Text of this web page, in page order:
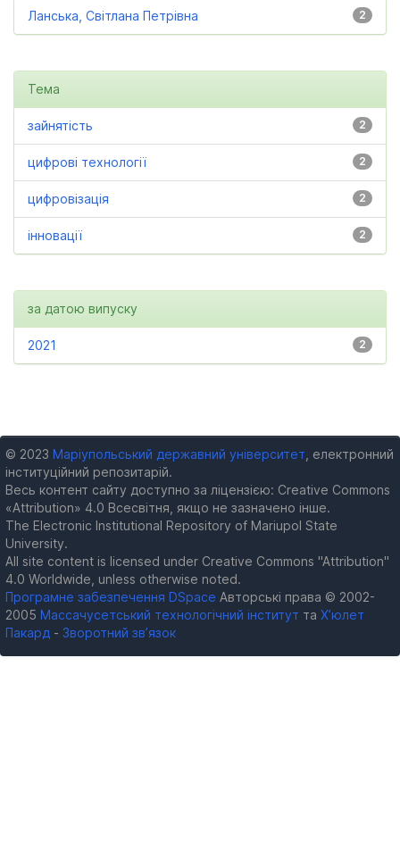
2
Ланська, Світлана Петрівна
Тема
2
зайнятість
2
цифрові технології
2
цифровізація
2
інновації
за датою випуску
2
2021
© 2023 Маріупольський державний університет , електронний
інституційний репозитарій.
Весь контент сайту доступно за ліцензією: Creative Commons
«Attribution» 4.0 Всесвітня, якщо не зазначено інше.
The Electronic Institutional Repository of Mariupol State
University.
All site content is licensed under Creative Commons "Attribution"
4.0 Worldwide, unless otherwise noted.
Програмне забезпечення DSpace Авторські права © 2002-
2005 Массачусетський технологічний інститут та Х’юлет
Пакард - Зворотний зв’язок